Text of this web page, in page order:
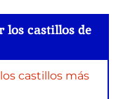
los castillos de
castillos más